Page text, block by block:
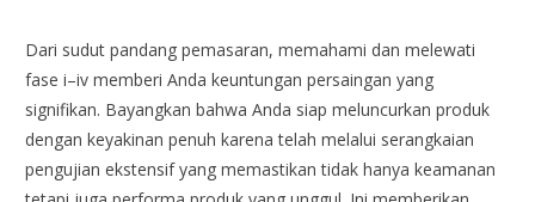
Dari sudut pandang pemasaran, memahami dan melewati
fase i–iv memberi Anda keuntungan persaingan yang
signifikan. Bayangkan bahwa Anda siap meluncurkan produk
dengan keyakinan penuh karena telah melalui serangkaian
pengujian ekstensif yang memastikan tidak hanya keamanan